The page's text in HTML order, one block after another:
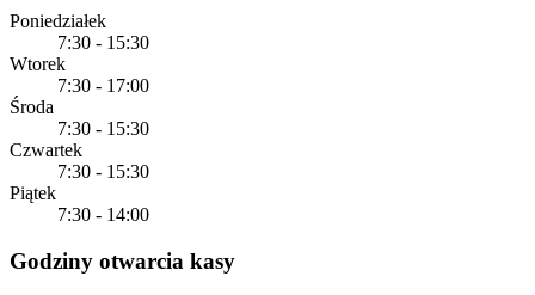
Poniedziałek
7:30 - 15:30
Wtorek
7:30 - 17:00
Środa
7:30 - 15:30
Czwartek
7:30 - 15:30
Piątek
7:30 - 14:00
Godziny otwarcia kasy